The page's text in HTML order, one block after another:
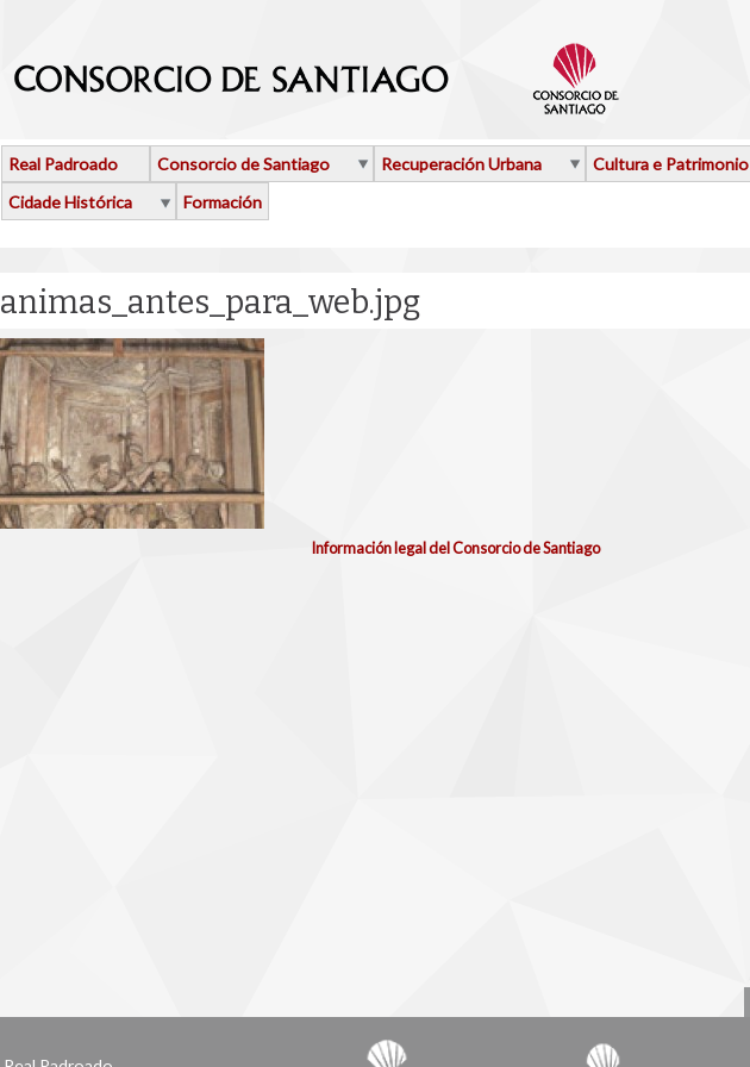
Real Padroado Consorcio de Santiago Recuperación Urbana
Cultura e Patrimonio
Cidade Histórica
Formación
animas_antes_para_web.jpg
Información legal del Consorcio de Santiago